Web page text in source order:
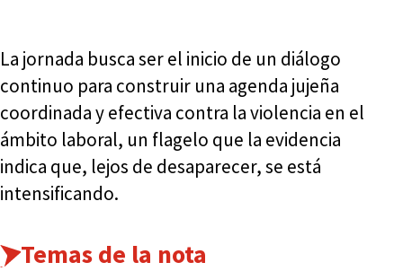
La jornada busca ser el inicio de un diálogo
continuo para construir una agenda jujeña
coordinada y efectiva contra la violencia en el
ámbito laboral, un flagelo que la evidencia
indica que, lejos de desaparecer, se está
intensificando.
Temas de la nota